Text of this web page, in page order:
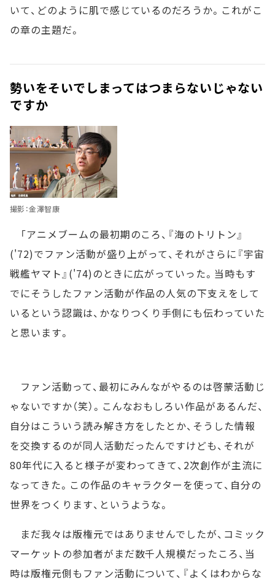
いて、どのように肌で感じているのだろうか。これがこ
の章の主題だ。
勢いをそいでしまってはつまらないじゃない
ですか
撮影：金澤智康
「アニメブームの最初期のころ、『海のトリトン』
('72)でファン活動が盛り上がって、それがさらに『宇宙
戦艦ヤマト』('74)のときに広がっていった。当時もす
でにそうしたファン活動が作品の人気の下支えをして
いるという認識は、かなりつくり手側にも伝わっていた
と思います。
ファン活動って、最初にみんながやるのは啓蒙活動じ
ゃないですか（笑）。こんなおもしろい作品があるんだ、
自分はこういう読み解き方をしたとか、そうした情報
を交換するのが同人活動だったんですけども、それが
80年代に入ると様子が変わってきて、2次創作が主流に
なってきた。この作品のキャラクターを使って、自分の
世界をつくります、というような。
まだ我々は版権元ではありませんでしたが、コミック
マーケットの参加者がまだ数千人規模だったころ、当
時は版権元側もファン活動について、『よくはわからな